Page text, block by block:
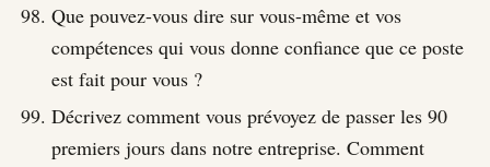
Que pouvez-vous dire sur vous-même et vos
compétences qui vous donne confiance que ce poste
est fait pour vous ?
Décrivez comment vous prévoyez de passer les 90
premiers jours dans notre entreprise. Comment